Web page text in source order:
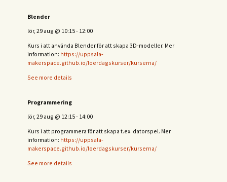
Blender
lör, 29 aug @ 10:15- 12:00
Kurs i att använda Blender för att skapa 3D-modeller. Mer
information: https://uppsala-
makerspace.github.io/loerdagskurser/kurserna/
See more details
Programmering
lör, 29 aug @ 12:15- 14:00
Kurs i att programmera för att skapa t.ex. datorspel. Mer
information: https://uppsala-
makerspace.github.io/loerdagskurser/kurserna/
See more details